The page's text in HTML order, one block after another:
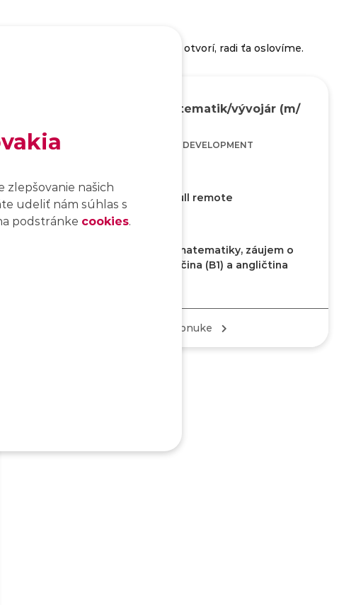
a v prípade, že sa pozícia znova otvorí, radi ťa oslovíme.
Poistný matematik/vývojár (m/
MATHEMATICS, DEVELOPMENT
Home office/office, full remote
KĽÚČOVÉ ZNALOSTI
Znalosti z oblasti poistnej matematiky, záujem o
programovanie v Jave, nemčina (B1) a angličtina
Zistiť viac o ponuke
našich
udeliť nám súhlas s
podstránke cookies.